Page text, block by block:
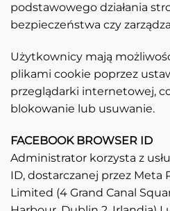
podstawowego działania
bezpieczeństwa czy
Użytkownicy mają
plikami cookie poprzez
przeglądarki internetowej,
blokowanie lub usuwanie.
FACEBOOK BROWSER ID
Administrator korzysta z
ID, dostarczanej przez Meta
Limited (4 Grand Canal